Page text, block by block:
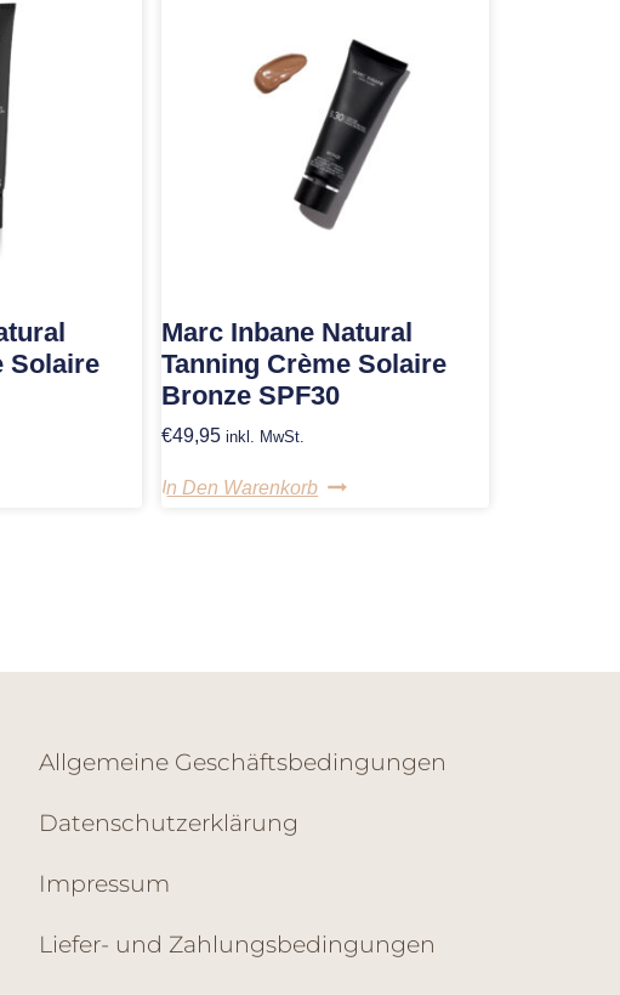
Solaire
Marc Inbane Natural
Tanning Crème Solaire
Bronze SPF30
€49,95 inkl. MwSt.
In Den Warenkorb
Allgemeine Geschäftsbedingungen
Datenschutzerklärung
Impressum
Liefer- und Zahlungsbedingungen